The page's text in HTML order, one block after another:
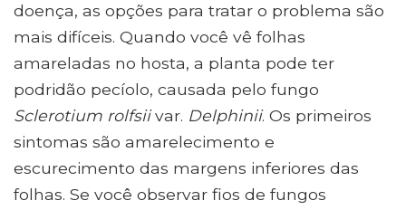
doença, as opções para tratar o problema são
mais difíceis. Quando você vê folhas
amareladas no hosta, a planta pode ter
podridão pecíolo, causada pelo fungo
Sclerotium rolfsiivar. Delphinii. Os primeiros
sintomas são amarelecimento e
escurecimento das margens inferiores das
folhas. Se você observar fios de fungos